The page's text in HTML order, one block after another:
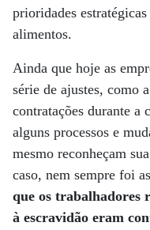
prioridades
alimentos.
Ainda que hoje as
série de ajustes, como
contratações durante a
alguns processos e
mesmo reconheçam
caso, nem sempre foi
que os trabalhadores
à escravidão eram